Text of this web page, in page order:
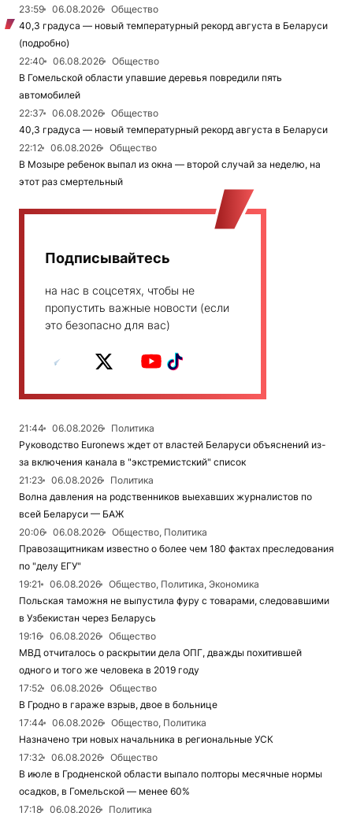
23:59 06.08.2026
Общество
40,3 градуса — новый температурный рекорд августа в Беларуси
(подробно)
22:40
06.08.2026
Общество
В Гомельской области упавшие деревья повредили пять
автомобилей
22:37
06.08.2026
Общество
40,3 градуса — новый температурный рекорд августа в Беларуси
22:12
06.08.2026
Общество
В Мозыре ребенок выпал из окна — второй случай за неделю, на
этот раз смертельный
Подписывайтесь
на нас в соцсетях, чтобы не
пропустить важные новости (если
это безопасно для вас)
21:44 06.08.2026
Политика
Руководство Euronews ждет от властей Беларуси объяснений из-
за включения канала в "экстремистский" список
21:23
06.08.2026
Политика
Волна давления на родственников выехавших журналистов по
всей Беларуси — БАЖ
20:06
06.08.2026
Общество, Политика
Правозащитникам известно о более чем 180 фактах преследования
по "делу ЕГУ"
19:21
06.08.2026
Общество, Политика, Экономика
Польская таможня не выпустила фуру с товарами, следовавшими
в Узбекистан через Беларусь
19:16
06.08.2026
Общество
МВД отчиталось о раскрытии дела ОПГ, дважды похитившей
одного и того же человека в 2019 году
17:52
06.08.2026
Общество
В Гродно в гараже взрыв, двое в больнице
17:44
06.08.2026
Общество, Политика
Назначено три новых начальника в региональные УСК
17:32
06.08.2026
Общество
В июле в Гродненской области выпало полторы месячные нормы
осадков, в Гомельской — менее 60%
17:18
06.08.2026
Политика